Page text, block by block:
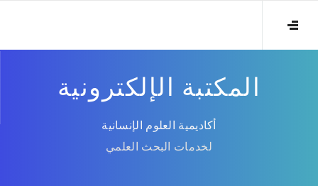
المكتبة الإلكترونية
أكاديمية العلوم الإنسانية
لخدمات البحث العلمي